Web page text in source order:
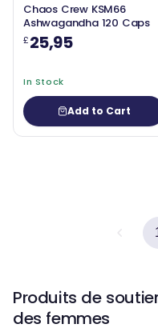
Chaos Crew KSM66
Ashwagandha 120 Caps
£25,95
In Stock
Add to Cart
Produits de
des femmes